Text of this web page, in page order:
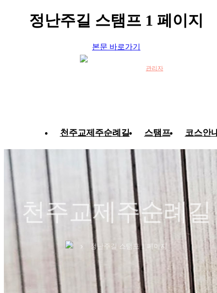
정난주길 스탬프 1 페이지
본문 바로가기
천주교제주순례길 스탬프 코스안
관리자
천주교제주순례길
chevron_right 정난주길 스탬프 1 페이지